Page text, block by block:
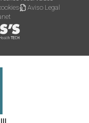
Aviso Legal